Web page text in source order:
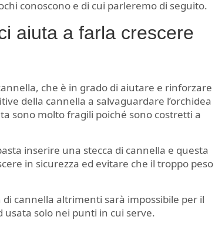
conoscono e di cui parleremo di seguito.
aiuta a farla crescere
che è in grado di aiutare e rinforzare
della cannella a salvaguardare l’orchidea
sono molto fragili poiché sono costretti a
inserire una stecca di cannella e questa
in sicurezza ed evitare che il troppo peso
cannella altrimenti sarà impossibile per il
usata solo nei punti in cui serve.